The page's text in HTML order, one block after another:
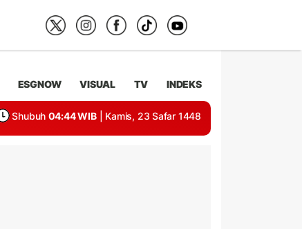
ESGNOW VISUAL TV INDEKS
Shubuh 04:44 WIB | Kamis, 23 Safar 1448